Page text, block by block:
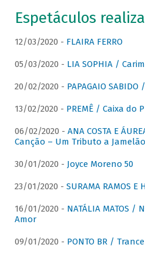
Espetáculos
12/03/2020 - FLAIRA FERRO
05/03/2020 - LIA SOPHIA /
20/02/2020 - PAPAGAIO
13/02/2020 - PREMÊ / Caixa do
06/02/2020 - ANA COSTA E
Canção – Um Tributo a Jamelão
30/01/2020 - Joyce Moreno 50
23/01/2020 - SURAMA RAMOS E
16/01/2020 - NATÁLIA MATOS /
Amor
09/01/2020 - PONTO BR /